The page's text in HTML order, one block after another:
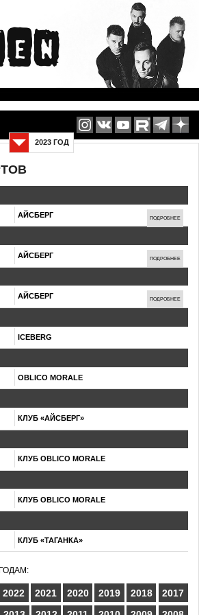
2023 ГОД
АЙСБЕРГ ПОДРОБНЕЕ
АЙСБЕРГ ПОДРОБНЕЕ
АЙСБЕРГ ПОДРОБНЕЕ
ICEBERG
OBLICO MORALE
КЛУБ «АЙСБЕРГ»
КЛУБ OBLICO MORALE
КЛУБ OBLICO MORALE
КЛУБ «ТАГАНКА»
2022 2021 2020 2019 2018
2017